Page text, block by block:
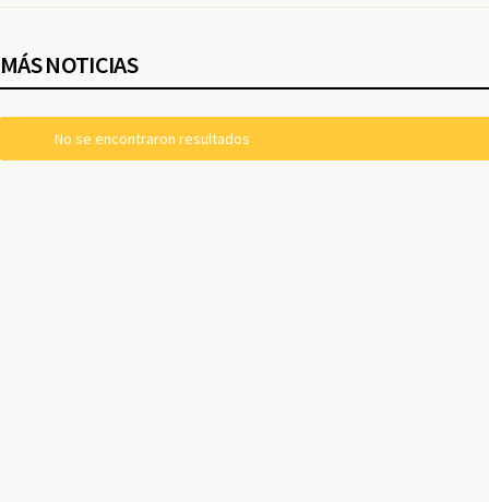
MÁS NOTICIAS
No se encontraron resultados